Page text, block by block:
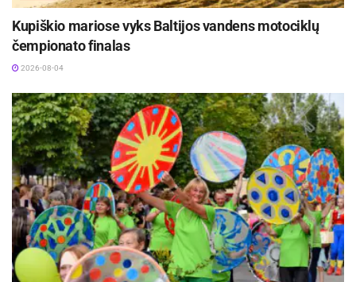
Kupiškio mariose vyks Baltijos vandens motociklų
čempionato finalas
2026-08-04